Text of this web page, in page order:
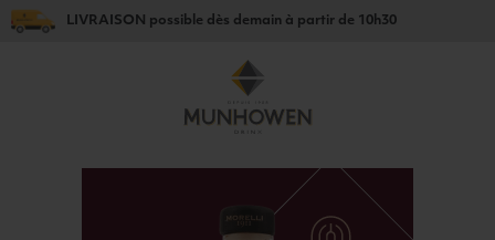
LIVRAISON possible dès demain à partir de 10h30